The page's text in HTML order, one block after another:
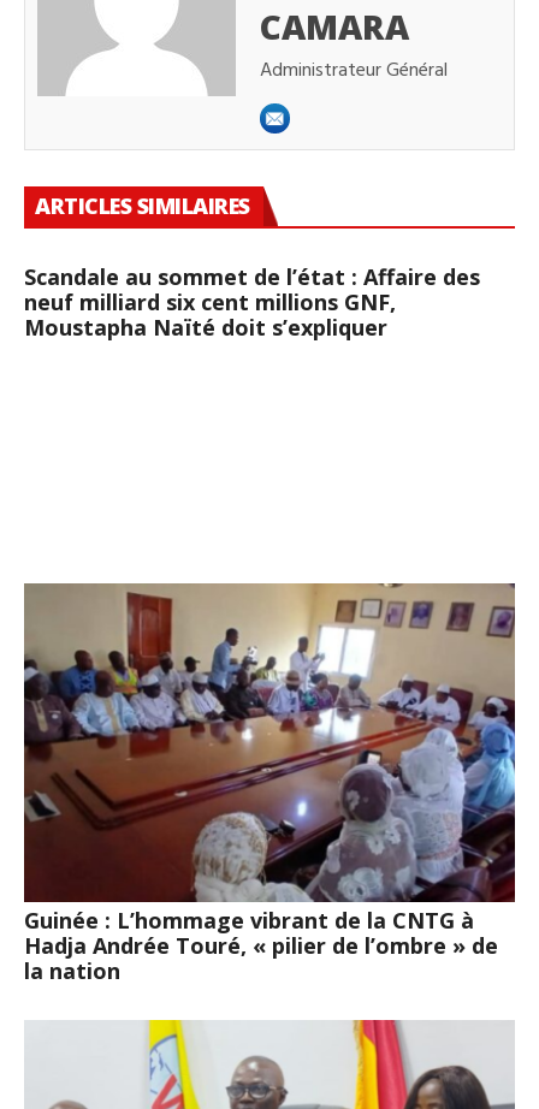
CAMARA
Administrateur Général
ARTICLES SIMILAIRES
Scandale au sommet de l’état : Affaire des
neuf milliard six cent millions GNF,
Moustapha Naïté doit s’expliquer
Guinée : L’hommage vibrant de la CNTG à
Hadja Andrée Touré, « pilier de l’ombre » de
la nation